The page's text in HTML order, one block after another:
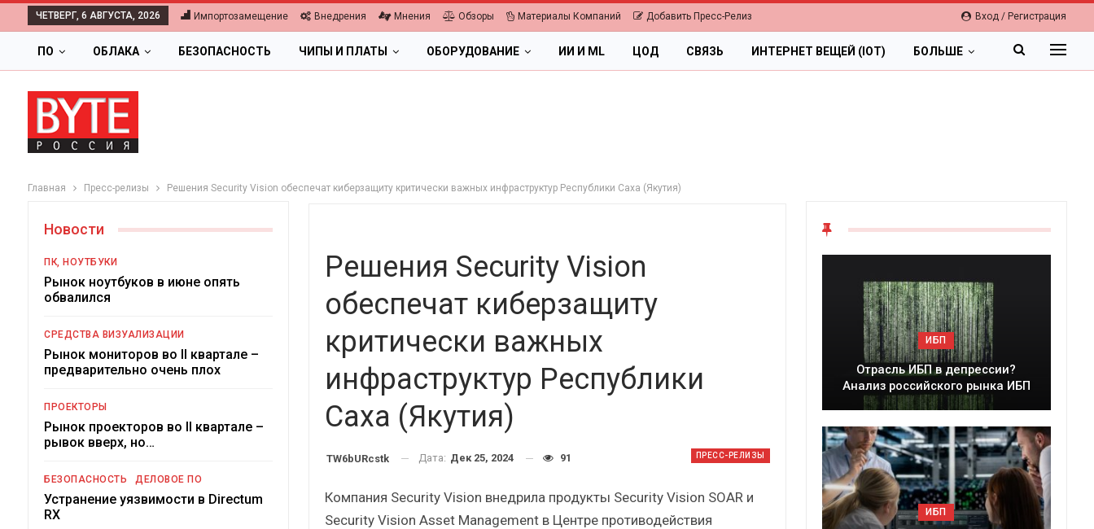
Вход / Регистрация
ЧЕТВЕРГ, 6 АВГУСТА, 2026 Импортозамещение Внедрения Мнения Обзоры Материалы Компаний Добавить Пресс-Релиз
ПО ОБЛАКА БЕЗОПАСНОСТЬ ЧИПЫ И ПЛАТЫ ОБОРУДОВАНИЕ ИИ И ML ЦОД СВЯЗЬ ИНТЕРНЕТ ВЕЩЕЙ (IOT) БОЛЬШЕ
Главная Пресс-релизы Решения Security Vision обеспечат киберзащиту критически важных инфраструктур Республики Саха (Якутия)
Решения Security Vision
обеспечат киберзащиту
критически важных
инфраструктур Республики
Саха (Якутия)
ПРЕСС-РЕЛИЗЫ
TW6bURcstk Дата: Дек 25, 2024 91
Компания Security Vision внедрила продукты Security Vision SOAR и
Security Vision Asset Management в Центре противодействия
Новости
ПК, НОУТБУКИ
Рынок ноутбуков в июне опять
обвалился
СРЕДСТВА ВИЗУАЛИЗАЦИИ
Рынок мониторов во II квартале –
предварительно очень плох
ПРОЕКТОРЫ
Рынок проекторов во II квартале –
рывок вверх, но…
БЕЗОПАСНОСТЬ ДЕЛОВОЕ ПО
Устранение уязвимости в Directum
RX
Цифровая экономика 2026.
Краткий статистический
сборник от…
ПК, НОУТБУКИ
Итоги и Бестселлеры
российского ИТ-рынка в 2025 г.
Отрасль ИБП в депрессии?
Анализ российского рынка ИБП
ИБП
Цифровая
Краткий
сборник